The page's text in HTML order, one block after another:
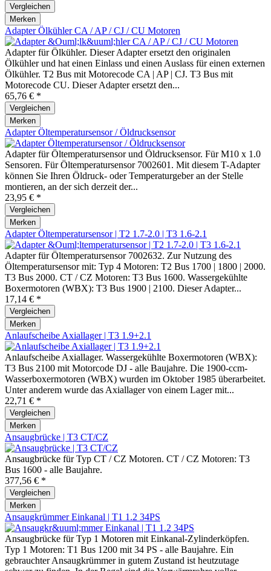
Vergleichen
Merken
Adapter Ölkühler CA / AP / CJ / CU Motoren
Adapter für Ölkühler. Dieser Adapter ersetzt den originalen
Ölkühler und hat einen Einlass und einen Auslass für einen externen
Ölkühler. T2 Bus mit Motorecode CA | AP | CJ. T3 Bus mit
Motorecode CU. Dieser Adapter ersetzt den...
65,76 € *
Vergleichen
Merken
Adapter Öltemperatursensor / Öldrucksensor
Adapter für Öltemperatursensor und Öldrucksensor. Für M10 x 1.0
Sensoren. Für Öltemperatursensor 7002601. Mit diesem T-Adapter
können Sie Ihren Öldruck- oder Temperaturgeber an der Stelle
montieren, an der sich derzeit der...
23,95 € *
Vergleichen
Merken
Adapter Öltemperatursensor | T2 1.7-2.0 | T3 1.6-2.1
Adapter für Öltemperatursensor 7002632. Zur Nutzung des
Öltemperatursensor mit: Typ 4 Motoren: T2 Bus 1700 | 1800 | 2000.
T3 Bus 2000. CT / CZ Motoren: T3 Bus 1600. Wassergekühlte
Boxermotoren (WBX): T3 Bus 1900 | 2100. Dieser Adapter...
17,14 € *
Vergleichen
Merken
Anlaufscheibe Axiallager | T3 1.9+2.1
Anlaufscheibe Axiallager. Wassergekühlte Boxermotoren (WBX):
T3 Bus 2100 mit Motorcode DJ - alle Baujahre. Die 1900-ccm-
Wasserboxermotoren (WBX) wurden im Oktober 1985 überarbeitet.
Unter anderem wurde das Axiallager von einem Lager mit...
22,71 € *
Vergleichen
Merken
Ansaugbrücke | T3 CT/CZ
Ansaugbrücke für Typ CT / CZ Motoren. CT / CZ Motoren: T3
Bus 1600 - alle Baujahre.
377,56 € *
Vergleichen
Merken
Ansaugkrümmer Einkanal | T1 1.2 34PS
Ansaugbrücke für Typ 1 Motoren mit Einkanal-Zylinderköpfen.
Typ 1 Motoren: T1 Bus 1200 mit 34 PS - alle Baujahre. Ein
gebrauchter Ansaugkrümmer in gutem Zustand ist heutzutage